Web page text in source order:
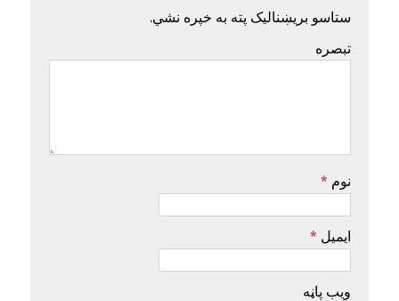
ستاسو بریښنالیک پته به خپره نشي.
تبصره
نوم *
ایمیل *
ویب پاڼه